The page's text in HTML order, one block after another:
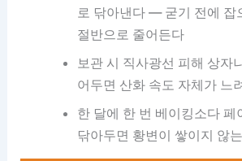
로 닦아낸다 — 굳기 전에 잡
절반으로 줄어든다
보관 시 직사광선 피해 상자
어두면 산화 속도 자체가 느
한 달에 한 번 베이킹소다 페
닦아두면 황변이 쌓이지 않